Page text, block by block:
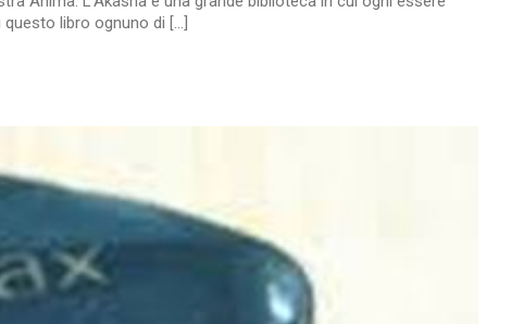
libro ognuno di [...]